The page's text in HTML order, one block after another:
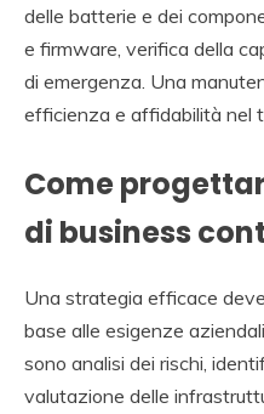
delle batterie e dei
e firmware, verifica della
di emergenza. Una
efficienza e affidabilità nel
Come
di business
Una strategia efficace
base alle esigenze
sono analisi dei rischi,
valutazione delle